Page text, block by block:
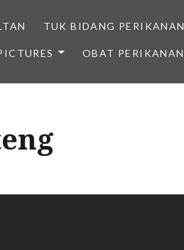
TUK BIDANG PERIKANAN
OBAT PERIKANAN